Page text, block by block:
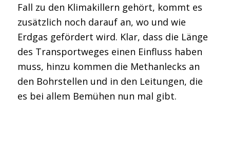
Fall zu den Klimakillern gehört, kommt es
zusätzlich noch darauf an, wo und wie
Erdgas gefördert wird. Klar, dass die Länge
des Transportweges einen Einfluss haben
muss, hinzu kommen die Methanlecks an
den Bohrstellen und in den Leitungen, die
es bei allem Bemühen nun mal gibt.